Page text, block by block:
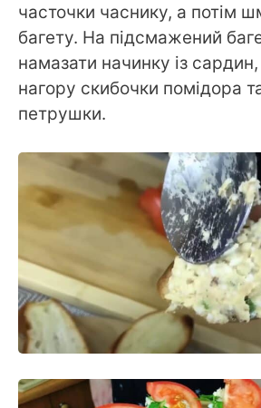
часточки часнику, а потім
багету. На підсмажений
намазати начинку із
нагору скибочки помідора
петрушки.